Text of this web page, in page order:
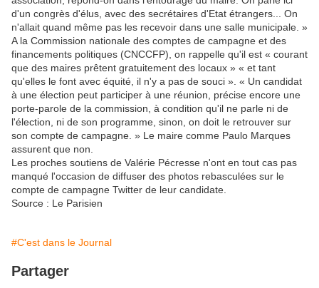
d'un congrès d'élus, avec des secrétaires d'Etat étrangers... On
n'allait quand même pas les recevoir dans une salle municipale. »
A la Commission nationale des comptes de campagne et des
financements politiques (CNCCFP), on rappelle qu'il est « courant
que des maires prêtent gratuitement des locaux » « et tant
qu'elles le font avec équité, il n'y a pas de souci ». « Un candidat
à une élection peut participer à une réunion, précise encore une
porte-parole de la commission, à condition qu'il ne parle ni de
l'élection, ni de son programme, sinon, on doit le retrouver sur
son compte de campagne. » Le maire comme Paulo Marques
assurent que non.
Les proches soutiens de Valérie Pécresse n'ont en tout cas pas
manqué l'occasion de diffuser des photos rebasculées sur le
compte de campagne Twitter de leur candidate.
Source : Le Parisien
#C'est dans le Journal
Partager